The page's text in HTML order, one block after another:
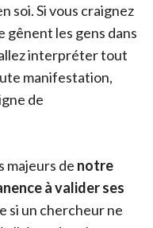
soi. Si vous craignez
gênent les gens dans
interpréter tout
manifestation,
de
majeurs de notre
à valider ses
si un chercheur ne